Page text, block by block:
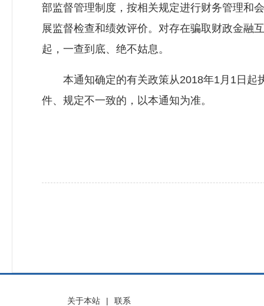
部监督管理制度，按相关规定进行财务管理和
展监督检查和绩效评价。对存在骗取财政金融
起，一查到底、绝不姑息。
本通知确定的有关政策从2018年1月1日起
件、规定不一致的，以本通知为准。
关于本站 |
联系